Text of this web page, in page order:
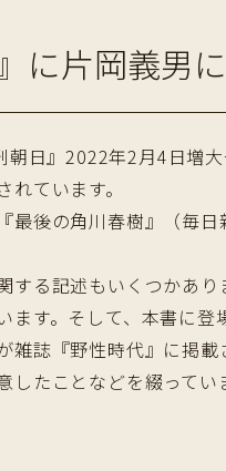
に片岡義男
朝日』2022年2月4日増
ています。
最後の角川春樹』（毎日
する記述もいくつかあ
ます。そして、本書に
雑誌『野性時代』に掲
したことなどを綴ってい